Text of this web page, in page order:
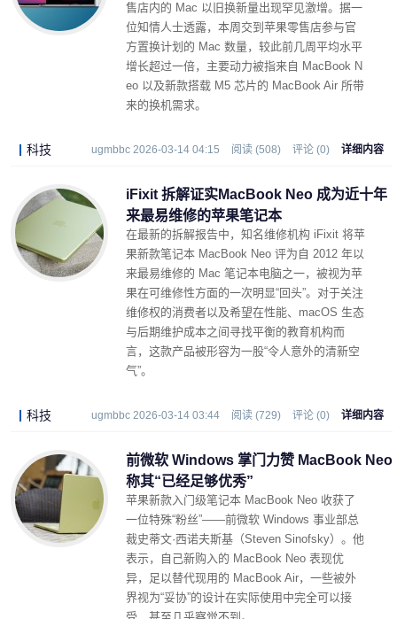
售店内的 Mac 以旧换新量出现罕见激增。据一
位知情人士透露，本周交到苹果零售店参与官
方置换计划的 Mac 数量，较此前几周平均水平
增长超过一倍，主要动力被指来自 MacBook N
eo 以及新款搭载 M5 芯片的 MacBook Air 所带
来的换机需求。
科技 ugmbbc 2026-03-14 04:15 阅读 (508) 评论 (0) 详细内容
iFixit 拆解证实MacBook Neo 成为近十年
来最易维修的苹果笔记本 ​
在最新的拆解报告中，知名维修机构 iFixit 将苹
果新款笔记本 MacBook Neo 评为自 2012 年以
来最易维修的 Mac 笔记本电脑之一，被视为苹
果在可维修性方面的一次明显“回头”。对于关注
维修权的消费者以及希望在性能、macOS 生态
与后期维护成本之间寻找平衡的教育机构而
言，这款产品被形容为一股“令人意外的清新空
气”。
科技 ugmbbc 2026-03-14 03:44 阅读 (729) 评论 (0) 详细内容
前微软 Windows 掌门力赞 MacBook Neo
称其“已经足够优秀”
苹果新款入门级笔记本 MacBook Neo 收获了
一位特殊“粉丝”——前微软 Windows 事业部总
裁史蒂文·西诺夫斯基（Steven Sinofsky）。他
表示，自己新购入的 MacBook Neo 表现优
异，足以替代现用的 MacBook Air，一些被外
界视为“妥协”的设计在实际使用中完全可以接